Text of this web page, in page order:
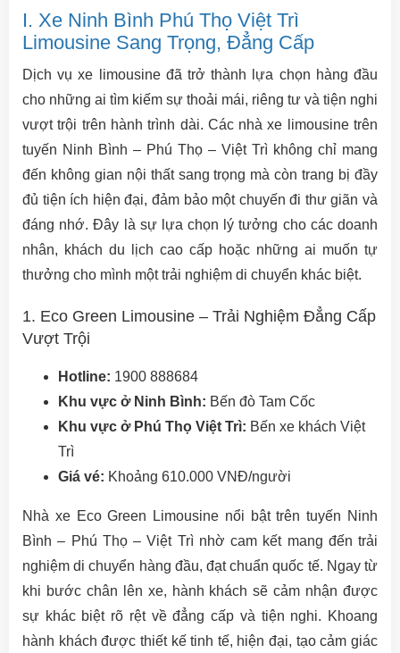
I. Xe Ninh Bình Phú Thọ Việt Trì
Limousine Sang Trọng, Đẳng Cấp
Dịch vụ xe limousine đã trở thành lựa chọn hàng đầu
cho những ai tìm kiếm sự thoải mái, riêng tư và tiện nghi
vượt trội trên hành trình dài. Các nhà xe limousine trên
tuyến Ninh Bình – Phú Thọ – Việt Trì không chỉ mang
đến không gian nội thất sang trọng mà còn trang bị đầy
đủ tiện ích hiện đại, đảm bảo một chuyến đi thư giãn và
đáng nhớ. Đây là sự lựa chọn lý tưởng cho các doanh
nhân, khách du lịch cao cấp hoặc những ai muốn tự
thưởng cho mình một trải nghiệm di chuyển khác biệt.
1. Eco Green Limousine – Trải Nghiệm Đẳng Cấp
Vượt Trội
Hotline: 1900 888684
Khu vực ở Ninh Bình: Bến đò Tam Cốc
Khu vực ở Phú Thọ Việt Trì: Bến xe khách Việt
Trì
Giá vé: Khoảng 610.000 VNĐ/người
Nhà xe Eco Green Limousine nổi bật trên tuyến Ninh
Bình – Phú Thọ – Việt Trì nhờ cam kết mang đến trải
nghiệm di chuyển hàng đầu, đạt chuẩn quốc tế. Ngay từ
khi bước chân lên xe, hành khách sẽ cảm nhận được
sự khác biệt rõ rệt về đẳng cấp và tiện nghi. Khoang
hành khách được thiết kế tinh tế, hiện đại, tạo cảm giác